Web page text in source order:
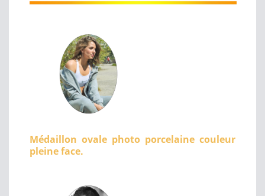
Médaillon ovale photo porcelaine couleur
pleine face.